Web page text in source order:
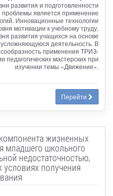
развития и подготовленности
является применение
Инновационные технологии
мотивации к учебному труду,
развития учащихся на основе
деятельность. В
применения ТРИЗ-
педагогических мастерских при
изучении темы «Движение».
Перейти
жизненных
младшего школьного
недостаточностью,
получения